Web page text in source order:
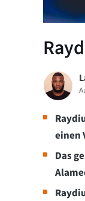
einen
Das